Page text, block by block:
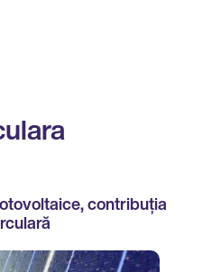
contribuția